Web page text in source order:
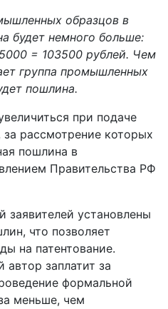
образцов в
будет немного больше:
= 103500 рублей. Чем
группа промышленных
пошлина.
при подаче
за рассмотрение которых
пошлина в
Правительства РФ
заявителей установлены
что позволяет
на патентование.
заплатит за
формальной
меньше, чем